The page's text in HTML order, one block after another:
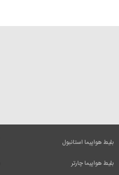
بلیط هواپیما استانبول
بلیط هواپیما چارتر